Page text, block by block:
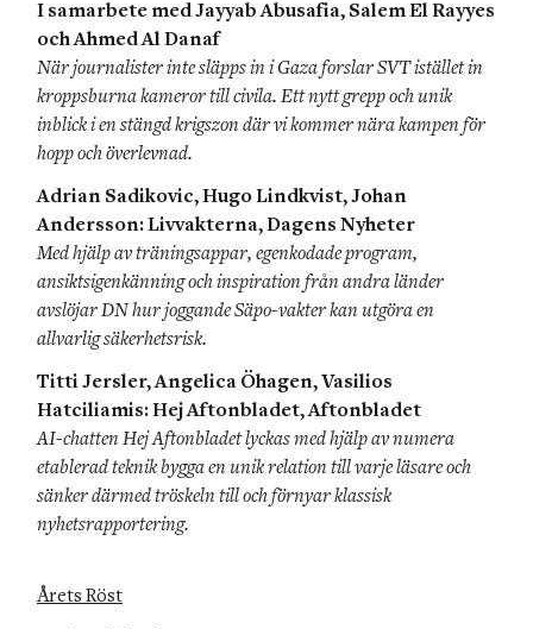
I samarbete med Jayyab Abusafia, Salem El Rayyes
och Ahmed Al Danaf
När journalister inte släpps in i Gaza forslar SVT istället in
kroppsburna kameror till civila. Ett nytt grepp och unik
inblick i en stängd krigszon där vi kommer nära kampen för
hopp och överlevnad.
Adrian Sadikovic, Hugo Lindkvist, Johan
Andersson: Livvakterna, Dagens Nyheter
Med hjälp av träningsappar, egenkodade program,
ansiktsigenkänning och inspiration från andra länder
avslöjar DN hur joggande Säpo-vakter kan utgöra en
allvarlig säkerhetsrisk.
Titti Jersler, Angelica Öhagen, Vasilios
Hatciliamis: Hej Aftonbladet, Aftonbladet
AI-chatten Hej Aftonbladet lyckas med hjälp av numera
etablerad teknik bygga en unik relation till varje läsare och
sänker därmed tröskeln till och förnyar klassisk
nyhetsrapportering.
Årets Röst